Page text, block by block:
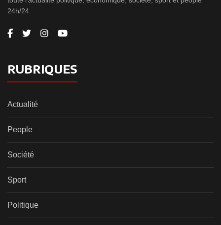
24h/24.
RUBRIQUES
Actualité
People
Société
Sport
Politique